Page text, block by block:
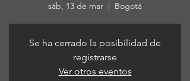
sáb, 13 de mar
  |
Bogotá
Se ha cerrado la posibilidad de
registrarse
Ver otros eventos